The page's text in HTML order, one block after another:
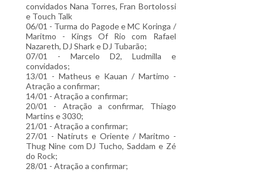
convidados Nana Torres, Fran Bortolossi
e Touch Talk
06/01 - Turma do Pagode e MC Koringa /
Maritmo - Kings Of Rio com Rafael
Nazareth, DJ Shark e DJ Tubarão;
07/01 - Marcelo D2, Ludmilla e
convidados;
13/01 - Matheus e Kauan / Martimo -
Atração a confirmar;
14/01 - Atração a confirmar;
20/01 - Atração a confirmar, Thiago
Martins e 3030;
21/01 - Atração a confirmar;
27/01 - Natiruts e Oriente / Maritmo -
Thug Nine com DJ Tucho, Saddam e Zé
do Rock;
28/01 - Atração a confirmar;